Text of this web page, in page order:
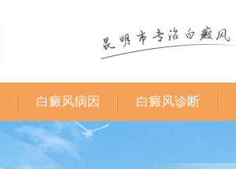
白癜风病因 白癜风诊断